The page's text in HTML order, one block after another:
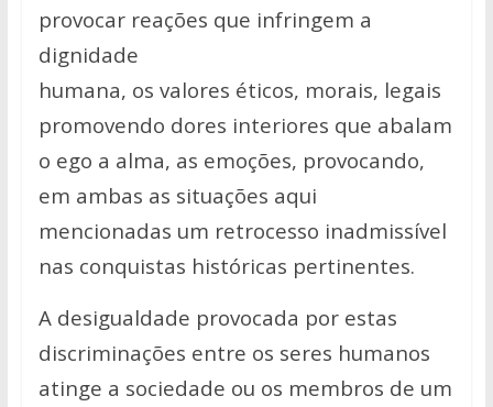
provocar reações que infringem a
dignidade
humana, os valores éticos, morais, legais
promovendo dores interiores que abalam
o ego a alma, as emoções, provocando,
em ambas as situações aqui
mencionadas um retrocesso inadmissível
nas conquistas históricas pertinentes.
A desigualdade provocada por estas
discriminações entre os seres humanos
atinge a sociedade ou os membros de um